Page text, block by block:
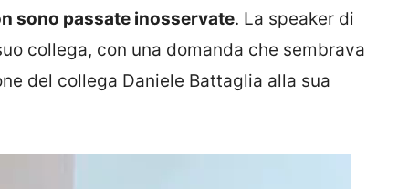
sono passate inosservate. La speaker di
collega, con una domanda che sembrava
del collega Daniele Battaglia alla sua